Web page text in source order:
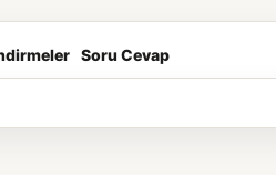
Soru Cevap